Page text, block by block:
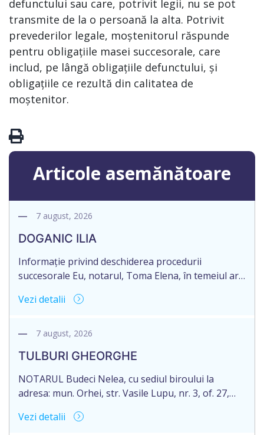
defunctului sau care, potrivit legii, nu se pot
transmite de la o persoană la alta. Potrivit
prevederilor legale, moștenitorul răspunde
pentru obligațiile masei succesorale, care
includ, pe lângă obligațiile defunctului, și
obligațiile ce rezultă din calitatea de
moștenitor.
Articole asemănătoare
7 august, 2026
DOGANIC ILIA
Informație privind deschiderea procedurii
succesorale Eu, notarul, Toma Elena, în temeiul art.
notific Moștenitorii/ persoană care are un interes
notariale în urma decesului cet. DOGANIC ILIA,
2007040006216. Eliberarea certificatului de
moștenitor este planificată în prealabil pentru […]
Vezi detalii
7 august, 2026
TULBURI GHEORGHE
NOTARUL Budeci Nelea, cu sediul biroului la
adresa: mun. Orhei, str. Vasile Lupu, nr. 3, of. 27,
în urma decesului cet. TULBURI GHEORGHE,
Vezi detalii